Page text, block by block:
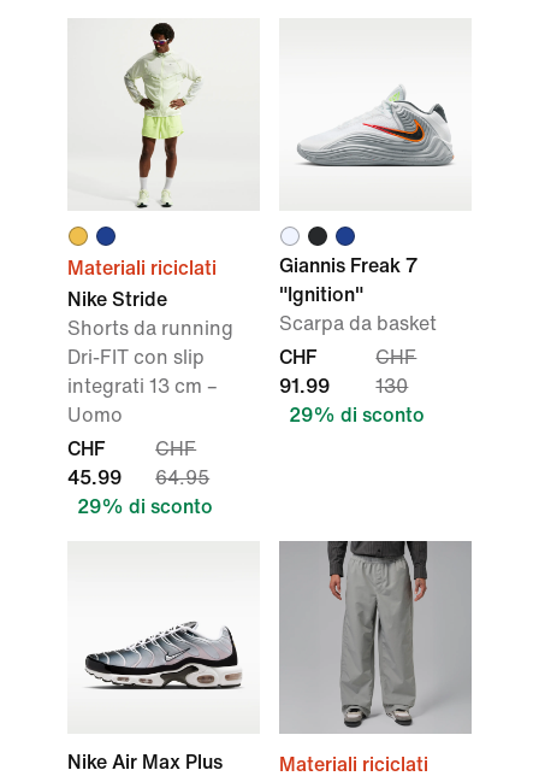
Materiali riciclati
Nike Stride
Shorts da running
Dri-FIT con slip
integrati 13 cm –
Uomo
CHF
45.99
CHF
64.95
29% di sconto
Giannis Freak 7
"Ignition"
Scarpa da basket
CHF
91.99
CHF
130
29% di sconto
Nike Air Max Plus
Materiali riciclati